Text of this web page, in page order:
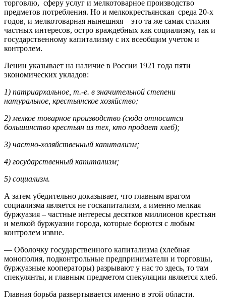
торговлю, сферу услуг и мелкотоварное производство
предметов потребления. Но и мелкокрестьянская среда 20-х
годов, и мелкотоварная нынешняя – это та же самая стихия
частных интересов, остро враждебных как социализму, так и
государственному капитализму с их всеобщим учетом и
контролем.
Ленин указывает на наличие в России 1921 года пяти
экономических укладов:
1) патриархальное, т.-е. в значительной степени
натуральное, крестьянское хозяйство;
2) мелкое товарное производство (сюда относится
большинство крестьян из тех, кто продает хлеб);
3) частно-хозяйственный капитализм;
4) государственный капитализм;
5) социализм.
А затем убедительно доказывает, что главным врагом
социализма является не госкапитализм, а именно мелкая
буржуазия – частные интересы десятков миллионов крестьян
и мелкой буржуазии города, которые борются с любым
контролем извне.
— Оболочку государственного капитализма (хлебная
монополия, подконтрольные предприниматели и торговцы,
буржуазные кооператоры) разрывают у нас то здесь, то там
спекулянты, и главным предметом спекуляции является хлеб.
Главная борьба развертывается именно в этой области.